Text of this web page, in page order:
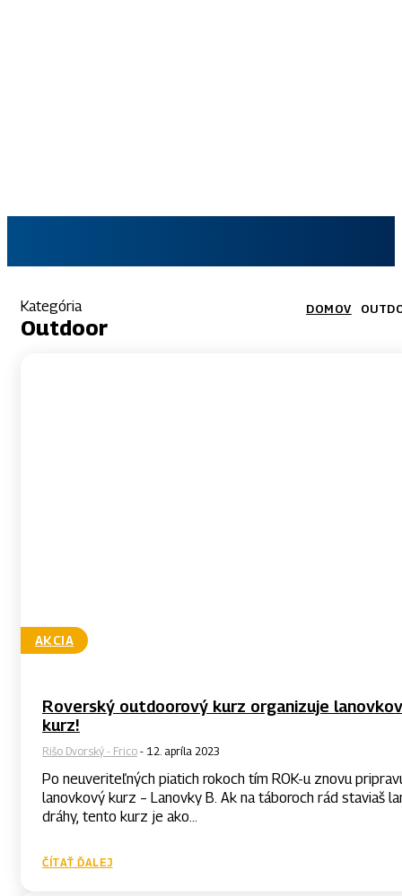
DOMOV
Kategória
Outdoor
AKCIA
Roverský outdoorový kurz organizuje
kurz!
Rišo Dvorský - Frico - 12. apríla 2023
Po neuveriteľných piatich rokoch tím ROK-u znovu
lanovkový kurz – Lanovky B. Ak na táboroch rád staviaš
dráhy, tento kurz je ako...
ČÍTAŤ ĎALEJ